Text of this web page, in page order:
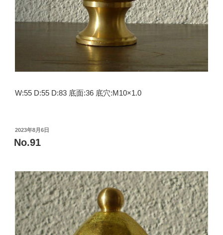
W:55 D:55 D:83 底面:36 底穴:M10×1.0
投
稿
日:
2023年8月6日
No.91